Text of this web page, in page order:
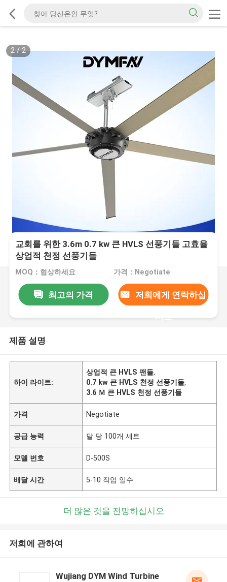
2/2
교회를 위한 3.6m 0.7 kw 큰 HVLS 선풍기들 고효율
상업적 천정 선풍기들
MOQ：협상하세요 가격：Negotiate
최고의 가격 저희에게 연락하십
시오
제품 설명
하이 라이트:
상업적 큰 HVLS 팬들,
0.7 kw 큰 HVLS 천정 선풍기들,
3.6 Ｍ 큰 HVLS 천정 선풍기들
가격 Negotiate
공급 능력 달 당 100개 세트
모델 번호 D-500S
배달 시간 5-10 작업 일수
더 많은 것을 전망하십시오
저희에 관하여
Wujiang DYM Wind Turbine